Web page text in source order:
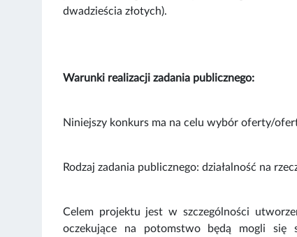
dwadzieścia złotych).
Warunki realizacji zadania publicznego:
Niniejszy konkurs ma na celu wybór oferty/
Rodzaj zadania publicznego: działalność na
Celem projektu jest w szczególności
oczekujące na potomstwo będą mogli się